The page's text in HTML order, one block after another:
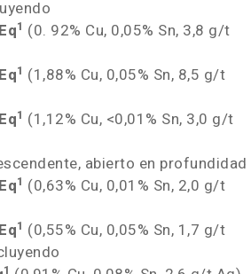
1 (0. 92% Cu, 0,05% Sn, 3,8 g/t
1 (1,88% Cu, 0,05% Sn, 8,5 g/t
1 (1,12% Cu, <0,01% Sn, 3,0 g/t
abierto en profundidad
1 (0,63% Cu, 0,01% Sn, 2,0 g/t
1 (0,55% Cu, 0,05% Sn, 1,7 g/t
1